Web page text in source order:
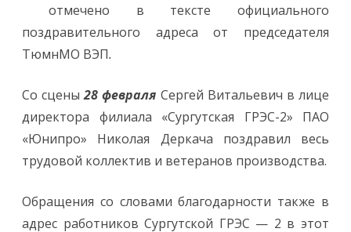
отмечено в тексте официального
поздравительного адреса от председателя
ТюмнМО ВЭП.
Со сцены28 февраля Сергей Витальевич в лице
директора филиала «Сургутская ГРЭС-2» ПАО
«Юнипро» Николая Деркача поздравил весь
трудовой коллектив и ветеранов производства.
Обращения со словами благодарности также в
адрес работников Сургутской ГРЭС — 2 в этот